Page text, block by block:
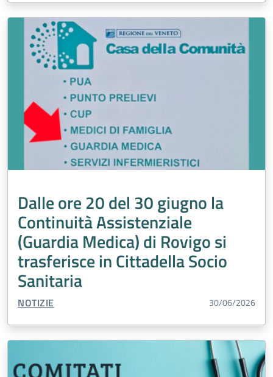
Dalle ore 20 del 30 giugno la
Continuità Assistenziale
(Guardia Medica) di Rovigo si
trasferisce in Cittadella Socio
Sanitaria
TIPO CONTENUTO:
NOTIZIE 30/06/2026